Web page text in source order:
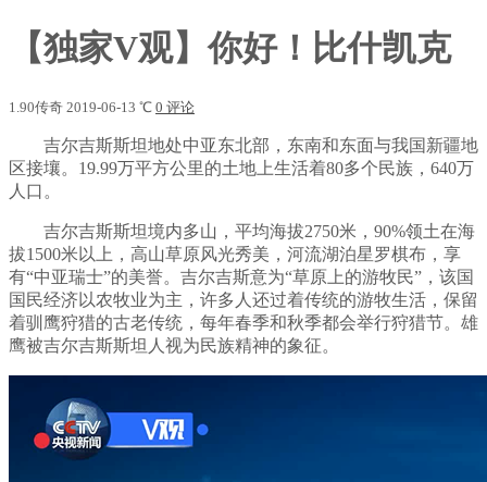
【独家V观】你好！比什凯克
1.90传奇 2019-06-13 ℃ 0 评论
吉尔吉斯斯坦地处中亚东北部，东南和东面与我国新疆地
区接壤。19.99万平方公里的土地上生活着80多个民族，640万
人口。
吉尔吉斯斯坦境内多山，平均海拔2750米，90%领土在海
拔1500米以上，高山草原风光秀美，河流湖泊星罗棋布，享
有“中亚瑞士”的美誉。吉尔吉斯意为“草原上的游牧民”，该国
国民经济以农牧业为主，许多人还过着传统的游牧生活，保留
着驯鹰狩猎的古老传统，每年春季和秋季都会举行狩猎节。雄
鹰被吉尔吉斯斯坦人视为民族精神的象征。